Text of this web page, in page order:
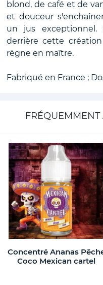
blond, de café et de
et douceur
un jus
derrière cette
règne en maître.
Fabriqué en France ;
Concentré Ananas
Coco Mexican cartel